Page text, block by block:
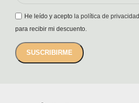
He leído y acepto la política de privacidad
para recibir mi descuento.